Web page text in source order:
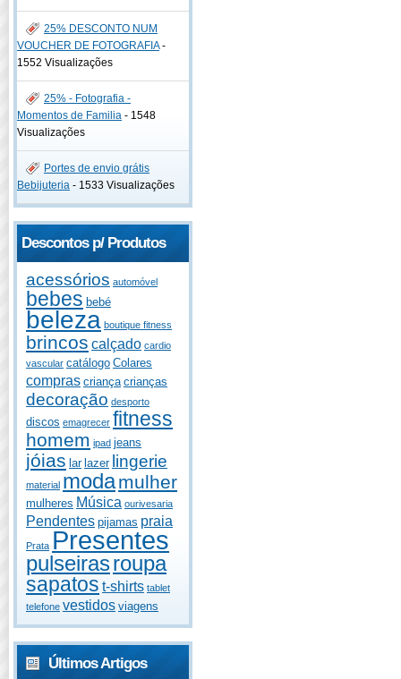
25% DESCONTO NUM
VOUCHER DE FOTOGRAFIA-
1552 Visualizações
25% - Fotografia -
Momentos de Familia - 1548
Visualizações
Portes de envio grátis
Bebijuteria - 1533 Visualizações
Descontos p/ Produtos
acessórios automóvel
bebes bebé
beleza boutique fitness
brincos calçado cardio
vascular catálogo Colares
compras criança crianças
decoração desporto
discos emagrecer fitness
homem ipad jeans
jóias lar lazer lingerie
material modamulher
mulheres Música ourivesaria
Pendentes pijamas praia
Prata Presentes
pulseirasroupa
sapatos t-shirts tablet
telefone vestidos viagens
Últimos Artigos